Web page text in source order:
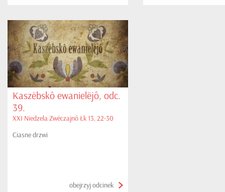
Kaszëbskô ewanielëjô, odc.
39.
XXI Niedzela Zwëczajnô Łk 13, 22-30
Ciasne drzwi
obejrzyj odcinek